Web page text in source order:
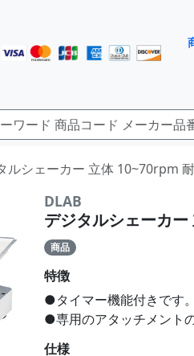
ルシェーカー 立体 10~70rpm
DLAB
デジタルシェーカ
商品
特徴
●タイマー機能付きです。
●専用のアタッチメント
仕様